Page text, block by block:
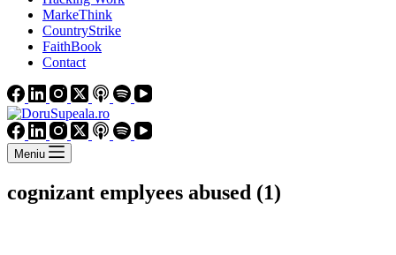
MarkeThink
CountryStrike
FaithBook
Contact
Meniu
cognizant emplyees abused (1)